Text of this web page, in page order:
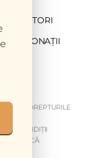
DONAȚII
TOATE DREPTURILE
ȘI CONDIȚII
DE ETICĂ